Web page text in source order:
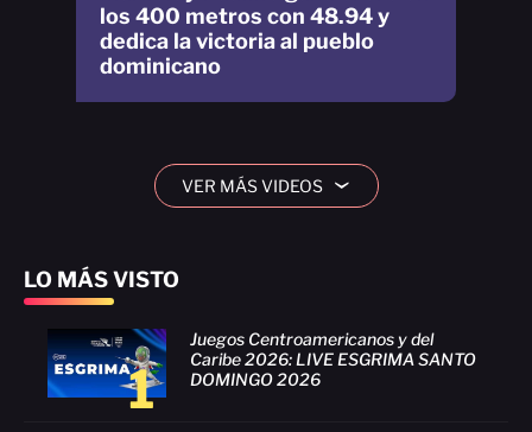
LO MÁS VISTO
1
Juegos Centroamericanos y del
Caribe 2026: LIVE ESGRIMA SANTO
DOMINGO 2026
los 400 metros con 48.94 y
dedica la victoria al pueblo
dominicano
VER MÁS VIDEOS ›